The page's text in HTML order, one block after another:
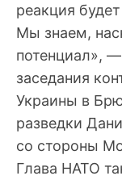
реакция
Мы знаем,
потенциал»,
заседания
Украины в
разведки
со стороны
Глава НАТО